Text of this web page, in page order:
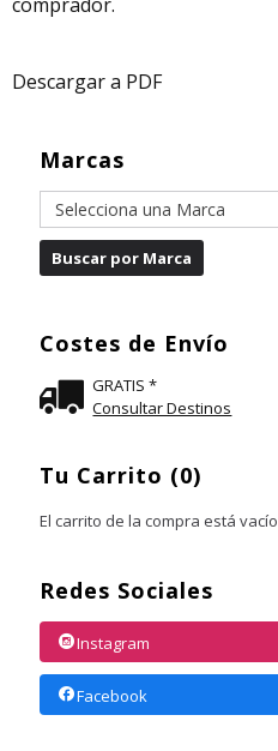
Marcas
Costes de Envío
GRATIS *
Consultar Destinos
Tu Carrito (0)
El carrito de la compra está vacío
Redes Sociales
Instagram
Facebook
Descargar a PDF